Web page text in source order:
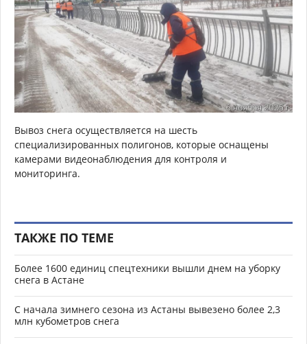
Вывоз снега осуществляется на шесть
специализированных полигонов, которые оснащены
камерами видеонаблюдения для контроля и
мониторинга.
ТАКЖЕ ПО ТЕМЕ
Более 1600 единиц спецтехники вышли днем на уборку
снега в Астане
С начала зимнего сезона из Астаны вывезено более 2,3
млн кубометров снега